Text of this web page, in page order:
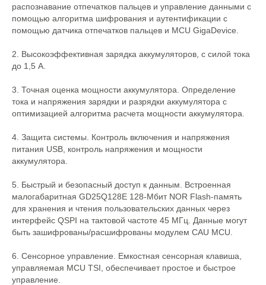
распознавание отпечатков пальцев и управление данными с
помощью алгоритма шифрования и аутентификации с
помощью датчика отпечатков пальцев и MCU GigaDevice.
2. Высокоэффективная зарядка аккумуляторов, с силой тока
до 1,5 А.
3. Точная оценка мощности аккумулятора. Определение
тока и напряжения зарядки и разрядки аккумулятора с
оптимизацией алгоритма расчета мощности аккумулятора.
4. Защита системы. Контроль включения и напряжения
питания USB, контроль напряжения и мощности
аккумулятора.
5. Быстрый и безопасный доступ к данным. Встроенная
малогабаритная GD25Q128E 128-Мбит NOR Flash-память
для хранения и чтения пользовательских данных через
интерфейс QSPI на тактовой частоте 45 МГц. Данные могут
быть зашифрованы/расшифрованы модулем CAU MCU.
6. Сенсорное управление. Емкостная сенсорная клавиша,
управляемая MCU TSI, обеспечивает простое и быстрое
управление.